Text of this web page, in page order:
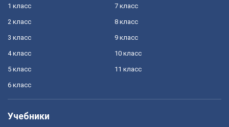
1 класс
2 класс
3 класс
4 класс
5 класс
6 класс
7 класс
8 класс
9 класс
10 класс
11 класс
Учебники